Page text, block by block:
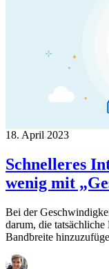
18. April 2023
Schnelleres
wenig mit
Bei der
darum, die
Bandbreite